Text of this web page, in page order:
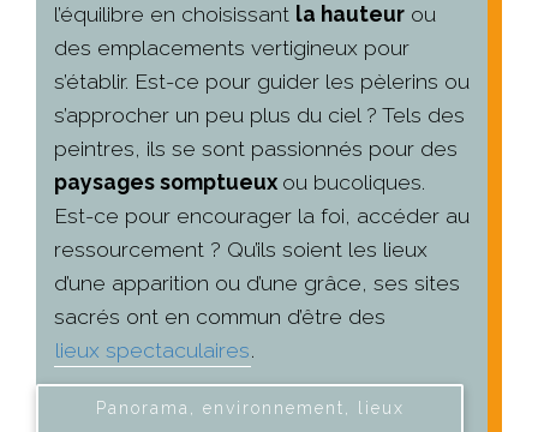
l’équilibre en choisissant la hauteur ou
des emplacements vertigineux pour
s’établir. Est-ce pour guider les pèlerins ou
s’approcher un peu plus du ciel ? Tels des
peintres, ils se sont passionnés pour des
paysages somptueux ou bucoliques.
Est-ce pour encourager la foi, accéder au
ressourcement ? Qu’ils soient les lieux
d’une apparition ou d’une grâce, ses sites
sacrés ont en commun d’être des
lieux spectaculaires.
Panorama, environnement, lieux